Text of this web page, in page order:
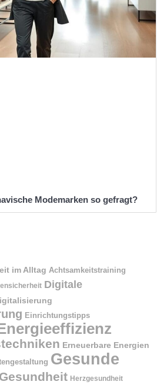
Modemarken so gefragt?
im Alltag Achtsamkeitstraining
Digitale
Einrichtungstipps
Erneuerbare Energien
Gesunde
Gesundheit Herzgesundheit